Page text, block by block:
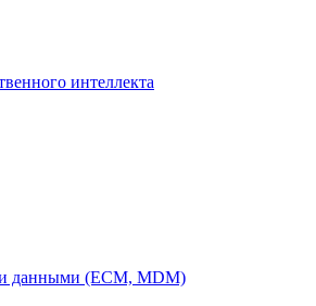
интеллекта
данными (ECM, MDM)